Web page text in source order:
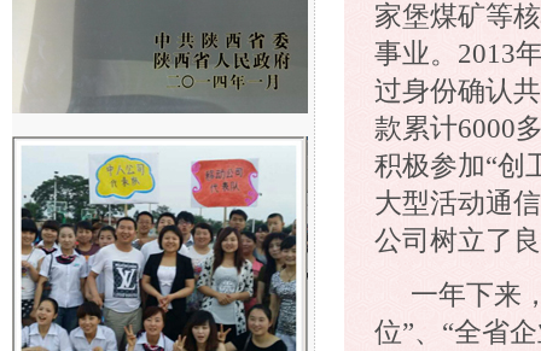
家堡煤矿等
事业。2013
过身份确认
款累计6000
积极参加“创
大型活动通
公司树立了
一年下来
位”、“全省